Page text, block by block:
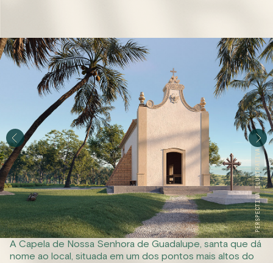
PERSPECTIVA ILUSTRATIVA
A Capela de Nossa Senhora de Guadalupe, santa que dá
nome ao local, situada em um dos pontos mais altos do